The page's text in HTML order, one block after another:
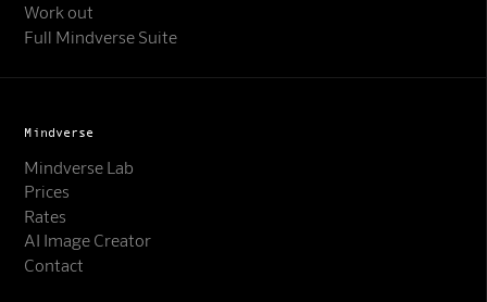
Work out
Full Mindverse Suite
Mindverse
Mindverse Lab
Prices
Rates
AI Image Creator
Contact